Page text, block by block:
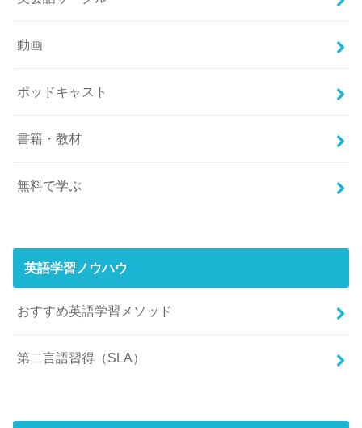
動画
ポッドキャスト
書籍・教材
無料で学ぶ
英語学習ノウハウ
おすすめ英語学習メソッド
第二言語習得（SLA）